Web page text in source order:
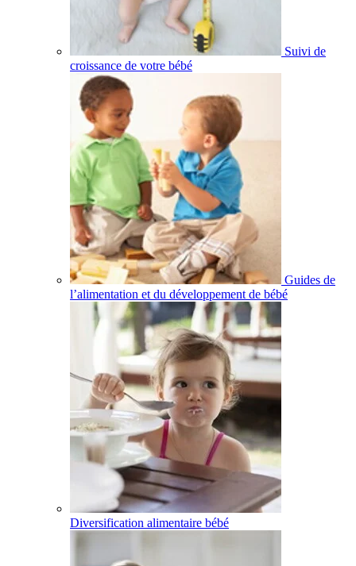
Suivi de
croissance de votre bébé
Guides de
l’alimentation et du développement de bébé
Diversification alimentaire bébé